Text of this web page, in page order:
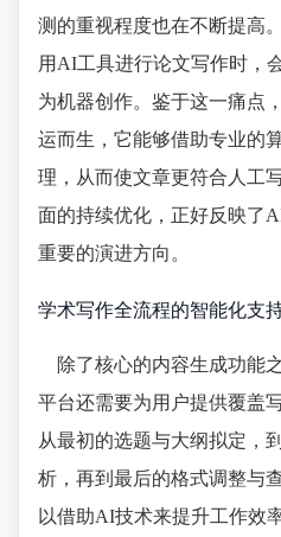
测的重视程度也在不断提高
用AI工具进行论文写作时，
为机器创作。鉴于这一痛点，
运而生，它能够借助专业的
理，从而使文章更符合人工
面的持续优化，正好反映了
重要的演进方向。
学术写作全流程的智能化支
除了核心的内容生成功能
平台还需要为用户提供覆盖
从最初的选题与大纲拟定，
析，再到最后的格式调整与
以借助AI技术来提升工作效